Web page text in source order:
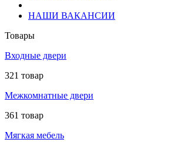
НАШИ ВАКАНСИИ
Товары
Входные двери
321 товар
Межкомнатные двери
361 товар
Мягкая мебель